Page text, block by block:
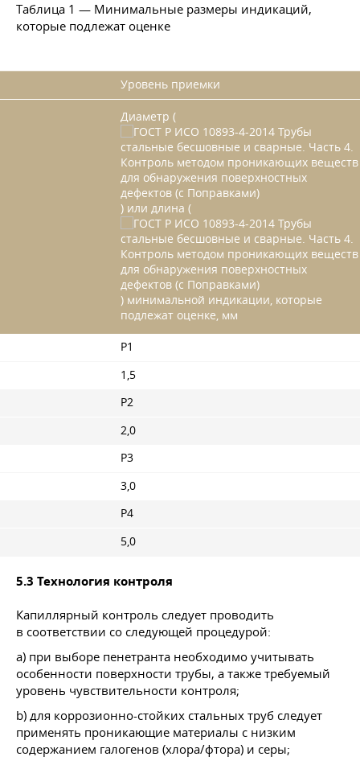
Таблица 1 — Минимальные размеры индикаций,
которые подлежат оценке
Уровень приемки
Диаметр (
) или длина (
) минимальной индикации, которые
подлежат оценке, мм
Р1
1,5
Р2
2,0
Р3
3,0
Р4
5,0
5.3 Технология контроля
Капиллярный контроль следует проводить
в соответствии со следующей процедурой:
а) при выборе пенетранта необходимо учитывать
особенности поверхности трубы, а также требуемый
уровень чувствительности контроля;
b) для коррозионно-стойких стальных труб следует
применять проникающие материалы с низким
содержанием галогенов (хлора/фтора) и серы;